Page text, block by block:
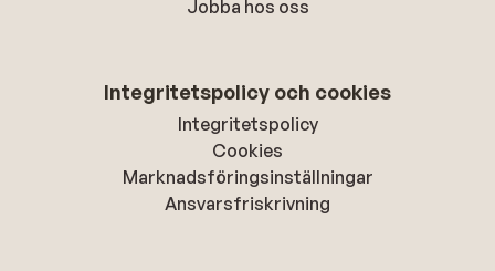
Jobba hos oss
Integritetspolicy och cookies
Integritetspolicy
Cookies
Marknadsföringsinställningar
Ansvarsfriskrivning